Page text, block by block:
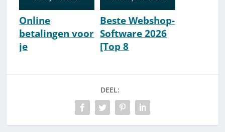
Online
betalingen voor
je
op: Top 5 beste
Beste Webshop-
Software 2026
[Top 8
Platforms
Vergelijken]
DEEL: